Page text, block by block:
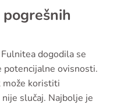
dogodila se
potencijalne ovisnosti.
može koristiti
slučaj. Najbolje je